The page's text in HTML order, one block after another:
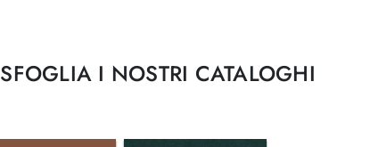
SFOGLIA I NOSTRI CATALOGHI